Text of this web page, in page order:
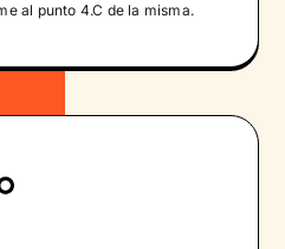
al punto 4.C de la misma.